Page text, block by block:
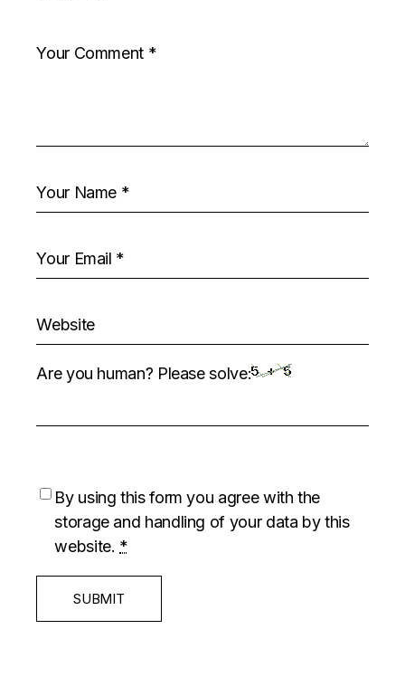
Are you human? Please solve:
By using this form you agree with the
storage and handling of your data by this
website. *
SUBMIT